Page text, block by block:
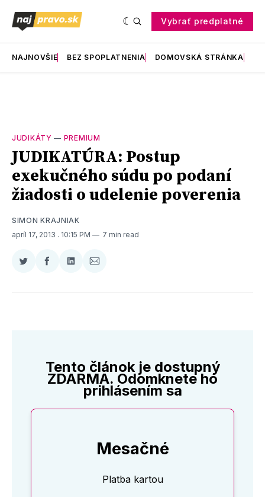
Vybrať predplatné
NAJNOVŠIE BEZ SPOPLATNENIA DOMOVSKÁ STRÁNKA
JUDIKÁTY — PREMIUM
JUDIKATÚRA: Postup
exekučného súdu po podaní
žiadosti o udelenie poverenia
SIMON KRAJNIAK
apríl 17, 2013 . 10:15 PM 7 min read
Zdieľať
Twitter
Zdieľať
Facebooku
Zdieľať
LinkedIne
Zdieľať
E-
Tento článok je dostupný
ZDARMA. Odomknete ho
prihlásením sa
Mesačné
Platba kartou